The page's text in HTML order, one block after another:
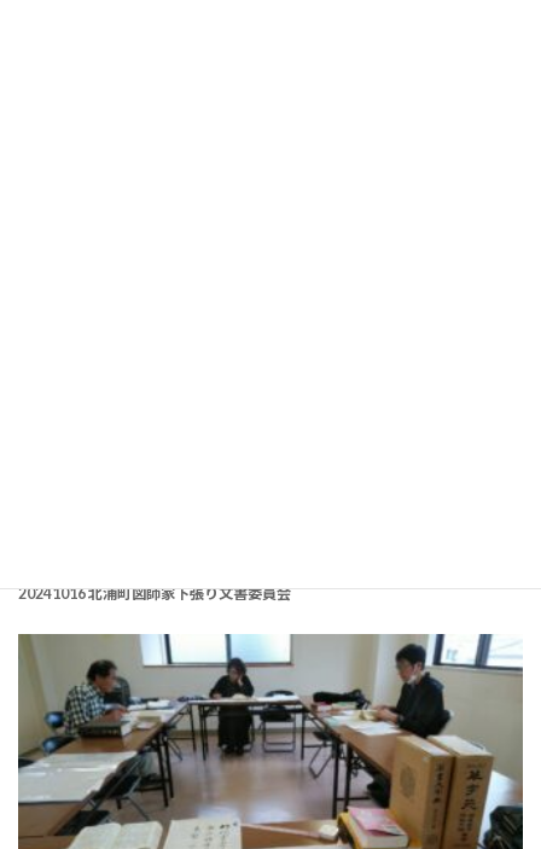
20241016 北浦町図師家下張り文書委員会